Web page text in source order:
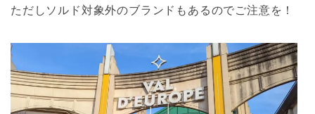
ただしソルド対象外のブランドもあるのでご注意を！